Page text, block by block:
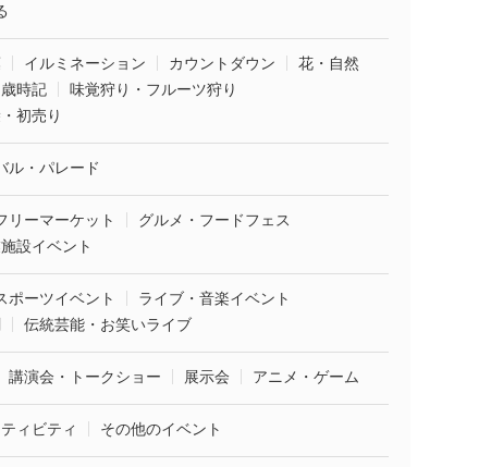
イルミネーション カウントダウン
花・自然
時記
味覚狩り・フルーツ狩り
初売り
ル・パレード
リーマーケット
グルメ・フードフェス
設イベント
ポーツイベント
ライブ・音楽イベント
伝統芸能・お笑いライブ
講演会・トークショー 展示会 アニメ・ゲーム
ィビティ その他のイベント